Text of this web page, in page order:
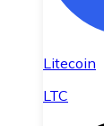
Litecoin
LTC